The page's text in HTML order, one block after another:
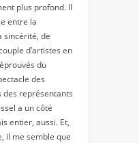
plus profond. Il
entre la
sincérité, de
d’artistes en
du
des
des représentants
a un côté
entier, aussi. Et,
il me semble que